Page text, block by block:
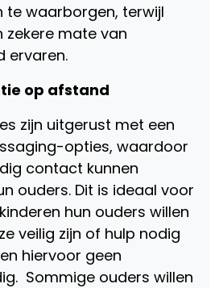
te waarborgen, terwijl
zekere mate van
ervaren.
op afstand
zijn uitgerust met een
opties, waardoor
contact kunnen
ouders. Dit is ideaal voor
hun ouders willen
veilig zijn of hulp nodig
hiervoor geen
Sommige ouders willen